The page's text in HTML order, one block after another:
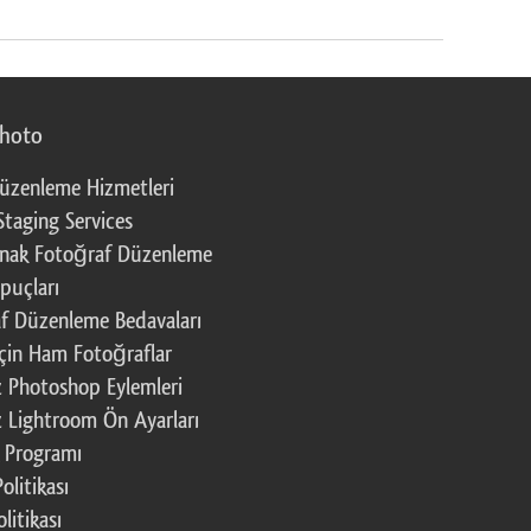
Hizmetleri
Services
Fotoğraf Düzenleme
Düzenleme Bedavaları
Ham Fotoğraflar
Photoshop Eylemleri
Lightroom Ön Ayarları